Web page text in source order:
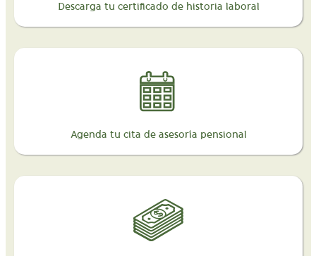
Descarga tu certificado de historia laboral
Agenda tu cita de asesoría pensional